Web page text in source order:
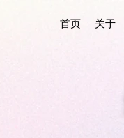
首页 关于